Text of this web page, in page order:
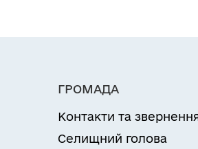
ведення
розташована
адресою:
ГРОМАДА
Контакти та
Селищний голова